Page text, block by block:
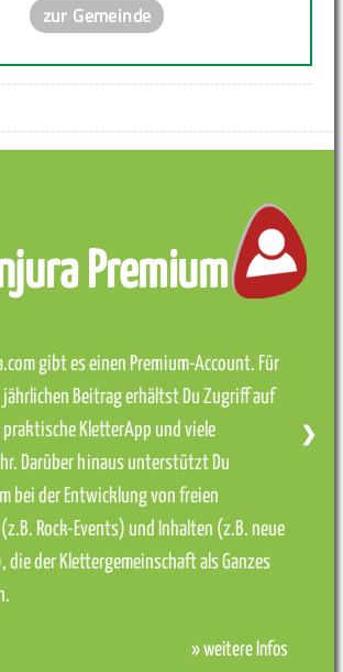
zur Gemeinde
Premium
gibt es einen Premium-Account. Für
Beitrag erhältst Du Zugriff auf
praktische KletterApp und viele
Darüber hinaus unterstützt Du
bei der Entwicklung von freien
Rock-Events) und Inhalten (z.B. neue
die der Klettergemeinschaft als Ganzes
» weitere Infos
❯